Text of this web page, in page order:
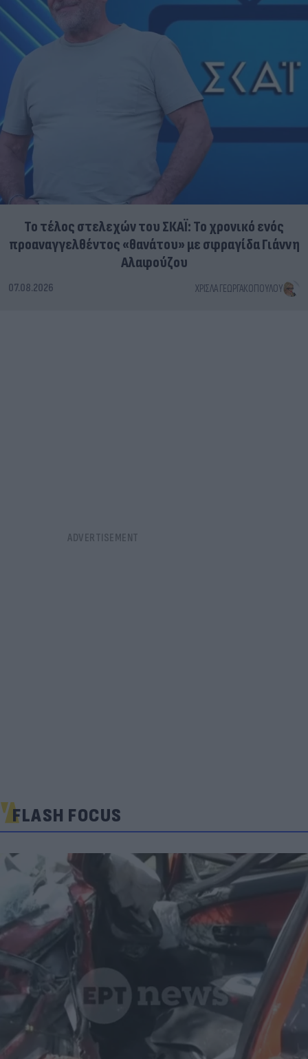
Το τέλος στελεχών του ΣΚΑΪ: Το χρονικό ενός
προαναγγελθέντος «θανάτου» με σφραγίδα Γιάννη
Αλαφούζου
07.08.2026 ΧΡΊΣΛΑ ΓΕΩΡΓΑΚΟΠΟΎΛΟΥ
FLASH FOCUS